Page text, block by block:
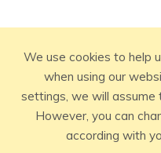
We use cookies to help
when using our
settings, we will assume
However, you can
according with